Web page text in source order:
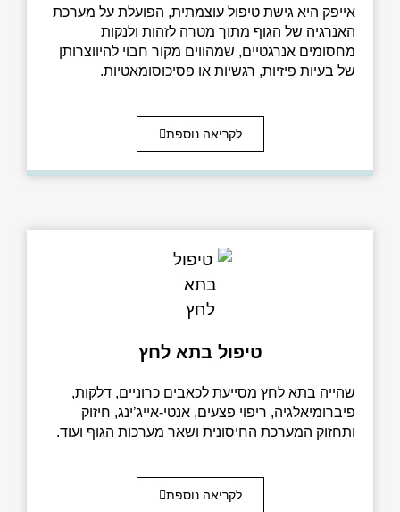
היא גישת טיפול עוצמתית, הפועלת על מערכת
של הגוף מתוך מטרה לזהות ולנקות
אנרגטיים, שמהווים מקור חבוי להיווצרותן
בעיות פיזיות, רגשיות או פסיכוסומאטיות.
לקריאה נוספת
טיפול בתא לחץ
בתא לחץ מסייעת לכאבים כרוניים, דלקות,
ריפוי פצעים, אנטי-אייג’ינג, חיזוק
המערכת החיסונית ושאר מערכות הגוף ועוד.
לקריאה נוספת